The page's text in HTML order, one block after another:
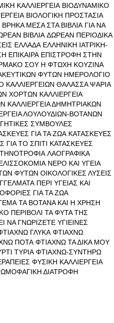
ΚΑΛΛΙΕΡΓΕΙΑ ΒΙΟΔΥΝΑΜΙΚΟ
ΒΙΟΛΟΓΙΚΗ ΠΡΟΣΤΑΣΙΑ
ΒΡΗΚΑ ΜΕΣΑ ΣΤΑ ΒΙΒΛΙΑ ΓΙΑ ΝΑ
ΒΙΒΛΙΑ ΔΩΡΕΑΝ ΠΕΡΙΟΔΙΚΑ
ΕΛΛΑΔΑ ΕΛΛΗΝΙΚΗ ΙΑΤΡΙΚΗ-
ΕΠΙΚΑΙΡΑ ΕΠΙΣΤΡΟΦΗ ΣΤΗΝ
ΣΟΥ Η ΦΤΩΧΗ ΚΟΥΖΙΝΑ
ΦΥΤΩΝ ΗΜΕΡΟΛΟΓΙΟ
ΚΑΛΛΙΕΡΓΕΙΩΝ ΘΑΛΑΣΣΑ ΨΑΡΙΑ
ΧΟΡΤΩΝ ΚΑΛΛΙΕΡΓΕΙΑ
ΚΑΛΛΙΕΡΓΕΙΑ ΔΗΜΗΤΡΙΑΚΩΝ
ΛΟΥΛΟΥΔΙΩΝ-ΒΟΤΑΝΩΝ
ΣΥΜΒΟΥΛΕΣ
ΓΙΑ ΤΑ ΖΩΑ ΚΑΤΑΣΚΕΥΕΣ
ΓΙΑ ΤΟ ΣΠΙΤΙ ΚΑΤΑΣΚΕΥΕΣ
ΛΑΟΓΡΑΦΙΚΑ
ΝΕΡΟ ΚΑΙ ΥΓΕΙΑ
ΦΥΤΩΝ ΟΙΚΟΛΟΓΙΚΕΣ ΛΥΣΕΙΣ
ΠΕΡΙ ΥΓΕΙΑΣ ΚΑΙ
ΓΙΑ ΤΑ ΖΩΑ
ΤΑ ΒΟΤΑΝΑ ΚΑΙ Η ΧΡΗΣΗ
ΠΕΡΙΒΟΛΙ ΤΑ ΦΥΤΑ ΤΗΣ
ΝΑ ΓΝΩΡΙΖΕΤΕ ΥΓΙΕΙΝΕΣ
ΓΛΥΚΑ ΦΤΙΑΧΝΩ
ΠΟΤΑ ΦΤΙΑΧΝΩ ΤΑ ΔΙΚΑ ΜΟΥ
ΤΥΡΙΑ ΦΤΙΑΧΝΩ-ΣΥΝΤΗΡΩ
ΦΥΣΙΚΗ ΚΑΛΛΙΕΡΓΕΙΑ
ΔΙΑΤΡΟΦΗ